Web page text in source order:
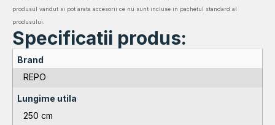
produsul vandut si pot arata accesorii ce nu sunt incluse in pachetul standard al
produsului.
Specificatii produs:
Brand
REPO
Lungime utila
250 cm